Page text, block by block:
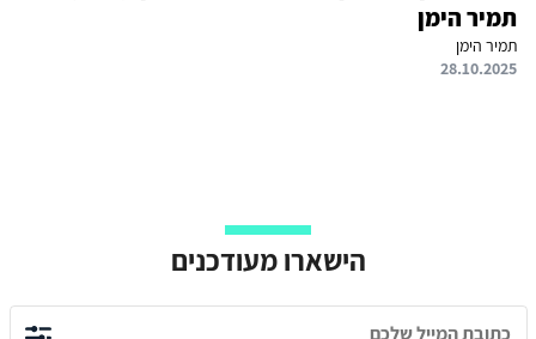
תמיר הימן
תמיר הימן
28.10.2025
הישארו מעודכנים